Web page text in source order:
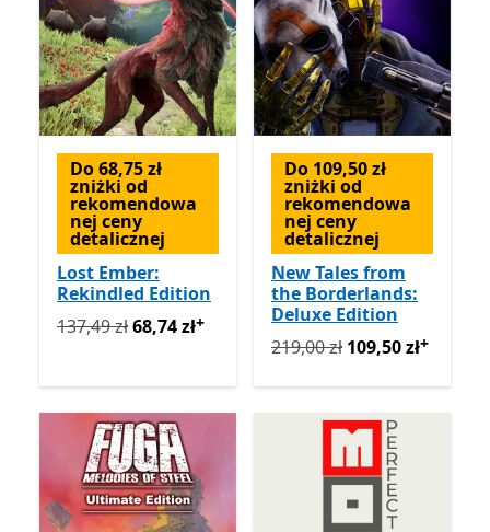
Do 68,75 zł
zniżki od
rekomendowa
nej ceny
detalicznej
Lost Ember:
Rekindled Edition
Pierwotnie 137,49 zł teraz 68,74 złOferty zakupu w
137,49 zł68,74 zł+
Do 109,50 zł
zniżki od
rekomendowa
nej ceny
detalicznej
New Tales from
the Borderlands:
Deluxe Edition
Pierwotnie 219,00 zł teraz
219,00 zł 109,50 zł+